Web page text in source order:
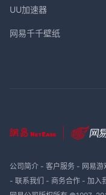
UU加速器
网易千千壁纸
公司简介- 客户服务- 网易
- 联系我们 - 商务合作- 加入